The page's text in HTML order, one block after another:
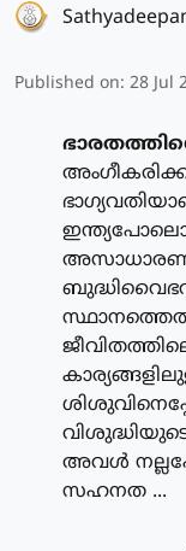
Published on: 28 Jul
വിശുദ്ധിയുടെ
അവള്‍
സഹനത ...